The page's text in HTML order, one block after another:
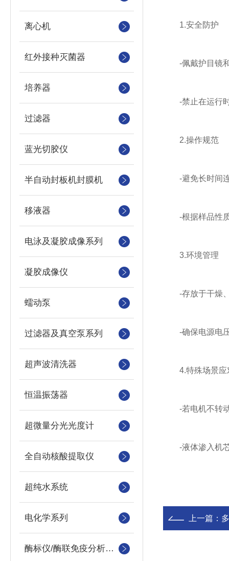
离心机
红外接种灭菌器
培养器
过滤器
蓝光切胶仪
半自动封板机封膜机
移液器
电泳及凝胶成像系列
凝胶成像仪
蠕动泵
过滤器及真空泵系列
超声波清洗器
恒温振荡器
超微量分光光度计
全自动核酸提取仪
超纯水系统
电化学系列
酶标仪/酶联免疫分析仪及洗板机
1.安全防护
-佩戴护目镜和
-禁止在运行时
2.操作规范
-避免长时间连
-根据样品性质
3.环境管理
-存放于干燥、
-确保电源电压
4.特殊场景应
-若电机不转动
-液体渗入机芯
上一篇：